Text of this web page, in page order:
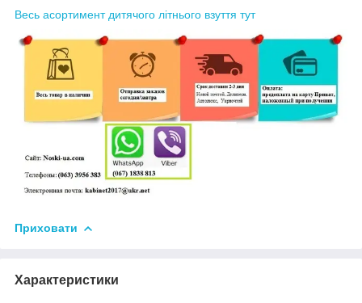
Весь асортимент дитячого літнього взуття тут
Приховати
Характеристики